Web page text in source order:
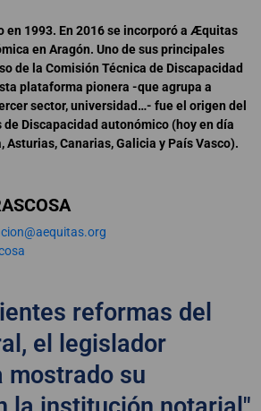
en 1993. En 2016 se incorporó a Æquitas
en Aragón. Uno de sus principales
de la Comisión Técnica de Discapacidad
plataforma pionera -que agrupa a
sector, universidad…- fue el origen del
Discapacidad autonómico (hoy en día
Canarias, Galicia y País Vasco).
reformas del
el legislador
mostrado su